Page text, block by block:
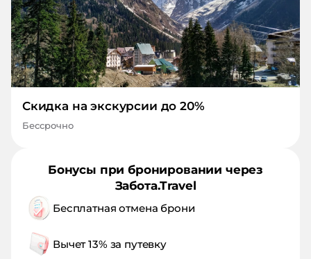
Скидка на экскурсии до 20%
Бессрочно
Бонусы при бронировании через
Забота.Travel
Бесплатная отмена брони
Вычет 13% за путевку